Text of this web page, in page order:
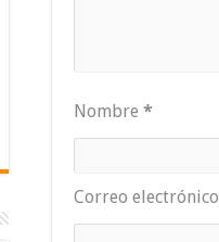
Nombre *
Correo electrónico